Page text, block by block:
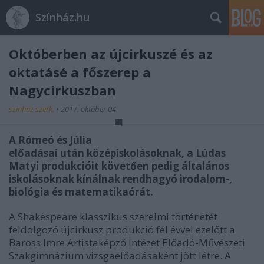
Színház.hu
Októberben az újcirkuszé és az
oktatásé a főszerep a
Nagycirkuszban
szinhaz szerk. • 2017. október 04.
A Rómeó és Júlia
előadásai után középiskolásoknak, a Lúdas
Matyi produkcióit követően pedig általános
iskolásoknak kínálnak rendhagyó irodalom-,
biológia és matematikaórát.
A Shakespeare klasszikus szerelmi történetét
feldolgozó újcirkusz produkció fél évvel ezelőtt a
Baross Imre Artistaképző Intézet Előadó-Művészeti
Szakgimnázium vizsgaelőadásaként jött létre. A